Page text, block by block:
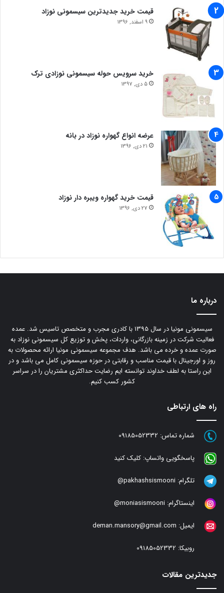
قیمت خرید جدیدترین سیسمونی نوزاد
9 اسفند, 1396
خرید سرویس حوله سیسمونی نوزادی ترک
5 دی, 1397
عرضه انواع گهواره نوزاد در بانه
21 دی, 1396
قیمت خرید گهواره ویبره دار نوزاد
27 دی, 1396
درباره ما
سیسمونی مونیا در سال 1395 با کادری مجرب و متخصص تاسیس شد. عمده
فعالیت شرکت در زمینه بازرگانی، واردات، پخش و توزیع کل سیسمونی نوزاد به
صورت عمده و خرده می باشد. هدف مجموعه سیسمونی مونیا ارائه محصولات به
روز و اورجینال با قیمت مناسب و رقابتی در حوزه سیسمونی کامل می باشد و در
این راستا به لطف خداوند توانسته ایم رضایت حداکثری مشتریان را در سراسر
کشور کسب کنیم.
راه های ارتباطی
شماره تماس: 09185052332
پاسخگویی واتساپ: کلیک کنید
تلگرام: pakhashsismooni@
اینستاگرام: moniasismooni@
ایمیل: deman.mansory@gmail.com
روبیکا: 09185052332
جدیدترین مقالات